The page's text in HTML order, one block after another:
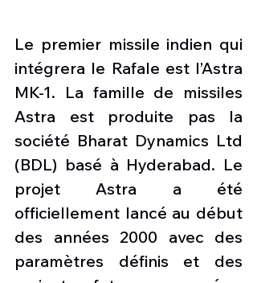
Le premier missile indien qui
intégrera le Rafale est l’Astra
MK-1. La famille de missiles
Astra est produite pas la
société Bharat Dynamics Ltd
(BDL) basé à Hyderabad. Le
projet Astra a été
officiellement lancé au début
des années 2000 avec des
paramètres définis et des